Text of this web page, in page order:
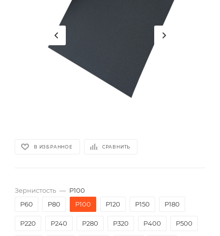
В ИЗБРАННОЕ СРАВНИТЬ
Зернистость — P100
P60
P80 P100 P120 P150 P180
P220 P240 P280 P320 P400 P500